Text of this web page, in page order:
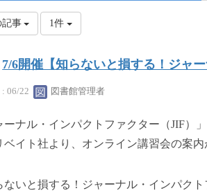
記事 1件
7/6開催【知らないと損する！ジャ
06/22 図書館管理者
ーナル・インパクトファクター（JIF）
ベイト社より、オンライン講習会の案内
ないと損する！ジャーナル・インパクト